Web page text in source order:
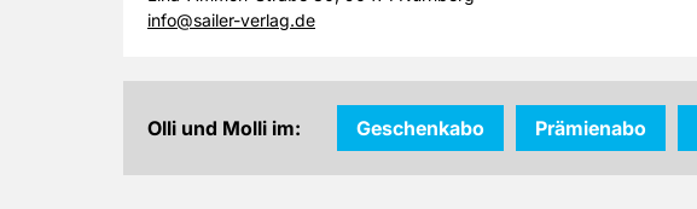
info@sailer-verlag.de
Olli und Molli im: Geschenkabo Prämienabo